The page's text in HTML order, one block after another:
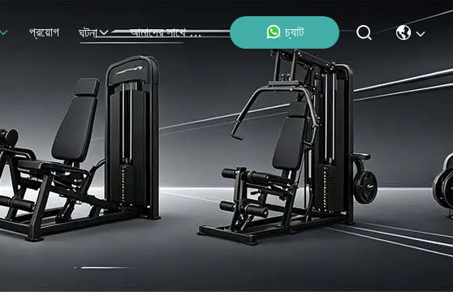
প্রয়োগ ঘটনা আমাদের সাথে যোগাযোগ চ্যাট